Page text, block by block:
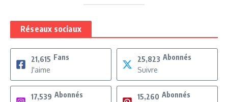
Réseaux sociaux
21,615 Fans
J'aime
25,823 Abonnés
Suivre
17,539 Abonnés
15,260 Abonnés